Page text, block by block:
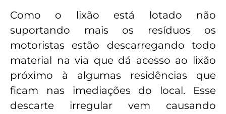
Como o lixão está lotado não
suportando mais os resíduos os
motoristas estão descarregando todo
material na via que dá acesso ao lixão
próximo à algumas residências que
ficam nas imediações do local. Esse
descarte irregular vem causando